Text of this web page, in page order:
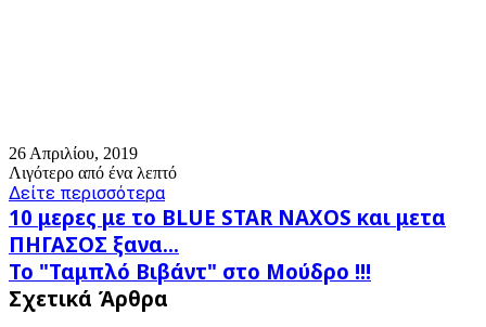
26 Απριλίου, 2019
Λιγότερο από ένα λεπτό
Δείτε περισσότερα
10
μερες
με
το
BLUE
STAR
10 μερες με το BLUE STAR NAXOS και μετα
ΠΗΓΑΣΟΣ ξανα...
Το
"Ταμπλό
Βιβάντ"
Το "Ταμπλό Βιβάντ" στο Μούδρο !!!
Σχετικά Άρθρα